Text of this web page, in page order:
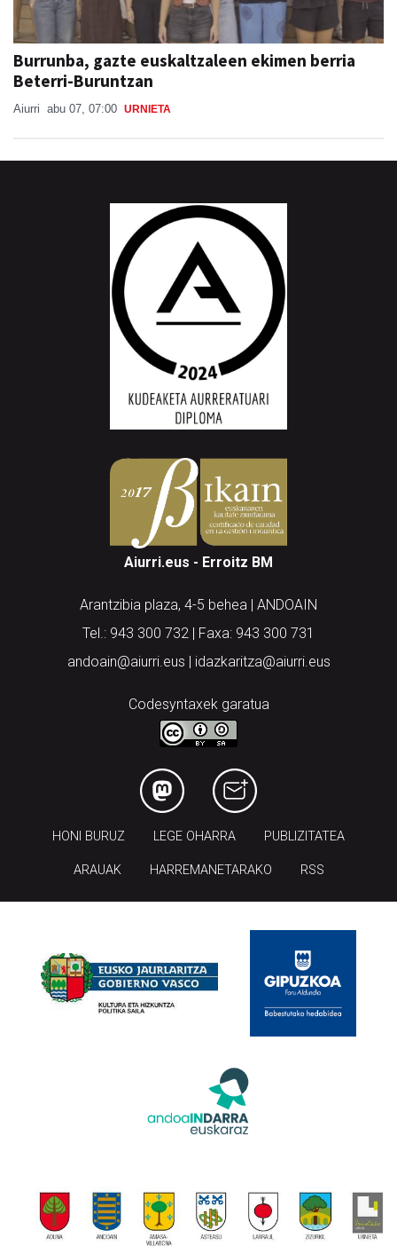
Burrunba, gazte euskaltzaleen ekimen berria
Beterri-Buruntzan
Aiurri abu 07, 07:00 URNIETA
Aiurri.eus - Erroitz BM
Arantzibia plaza, 4-5 behea | ANDOAIN
Tel.: 943 300 732 | Faxa: 943 300 731
andoain@aiurri.eus | idazkaritza@aiurri.eus
Codesyntaxek garatua
HONI BURUZ LEGE OHARRA PUBLIZITATEA
ARAUAK HARREMANETARAKO RSS